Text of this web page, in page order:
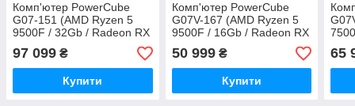
Комп'ютер PowerCube
G07-151 (AMD Ryzen 5
9500F / 32Gb / Radeon RX
9070 XT 16Gb / SSD 1Tb /
850W / USB 3.2)
97 099 ₴
Купити
Комп'ютер PowerCube
G07V-167 (AMD Ryzen 5
9500F / 16Gb / Radeon RX
6700 XT 12GB / SSD
512Gb / 700W / USB 3.2)
50 999₴
Купити
RX
65